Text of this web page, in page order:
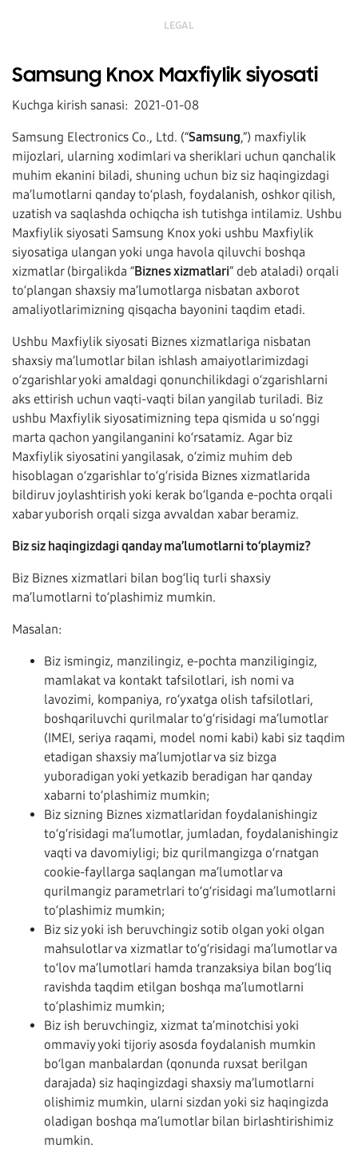
LEGAL
Samsung Knox Maxfiylik siyosati
Kuchga kirish sanasi: 2021-01-08
Samsung Electronics Co., Ltd. (“Samsung,”) maxfiylik
mijozlari, ularning xodimlari va sheriklari uchun qanchalik
muhim ekanini biladi, shuning uchun biz siz haqingizdagi
ma’lumotlarni qanday to‘plash, foydalanish, oshkor qilish,
uzatish va saqlashda ochiqcha ish tutishga intilamiz. Ushbu
Maxfiylik siyosati Samsung Knox yoki ushbu Maxfiylik
siyosatiga ulangan yoki unga havola qiluvchi boshqa
xizmatlar (birgalikda “Biznes xizmatlari” deb ataladi) orqali
to‘plangan shaxsiy ma’lumotlarga nisbatan axborot
amaliyotlarimizning qisqacha bayonini taqdim etadi.
Ushbu Maxfiylik siyosati Biznes xizmatlariga nisbatan
shaxsiy ma’lumotlar bilan ishlash amaiyotlarimizdagi
o‘zgarishlar yoki amaldagi qonunchilikdagi o‘zgarishlarni
aks ettirish uchun vaqti-vaqti bilan yangilab turiladi. Biz
ushbu Maxfiylik siyosatimizning tepa qismida u so‘nggi
marta qachon yangilanganini ko‘rsatamiz. Agar biz
Maxfiylik siyosatini yangilasak, o‘zimiz muhim deb
hisoblagan o‘zgarishlar to‘g‘risida Biznes xizmatlarida
bildiruv joylashtirish yoki kerak bo‘lganda e-pochta orqali
xabar yuborish orqali sizga avvaldan xabar beramiz.
Biz siz haqingizdagi qanday ma’lumotlarni to‘playmiz?
Biz Biznes xizmatlari bilan bog‘liq turli shaxsiy
ma’lumotlarni to‘plashimiz mumkin.
Masalan:
Biz ismingiz, manzilingiz, e-pochta manziligingiz,
mamlakat va kontakt tafsilotlari, ish nomi va
lavozimi, kompaniya, ro‘yxatga olish tafsilotlari,
boshqariluvchi qurilmalar to‘g‘risidagi ma’lumotlar
(IMEI, seriya raqami, model nomi kabi) kabi siz taqdim
etadigan shaxsiy ma’lumjotlar va siz bizga
yuboradigan yoki yetkazib beradigan har qanday
xabarni to‘plashimiz mumkin;
Biz sizning Biznes xizmatlaridan foydalanishingiz
to‘g‘risidagi ma’lumotlar, jumladan, foydalanishingiz
vaqti va davomiyligi; biz qurilmangizga o‘rnatgan
cookie-fayllarga saqlangan ma’lumotlar va
qurilmangiz parametrlari to‘g‘risidagi ma’lumotlarni
to‘plashimiz mumkin;
Biz siz yoki ish beruvchingiz sotib olgan yoki olgan
mahsulotlar va xizmatlar to‘g‘risidagi ma’lumotlar va
to‘lov ma’lumotlari hamda tranzaksiya bilan bog‘liq
ravishda taqdim etilgan boshqa ma’lumotlarni
to‘plashimiz mumkin;
Biz ish beruvchingiz, xizmat ta’minotchisi yoki
ommaviy yoki tijoriy asosda foydalanish mumkin
bo‘lgan manbalardan (qonunda ruxsat berilgan
darajada) siz haqingizdagi shaxsiy ma’lumotlarni
olishimiz mumkin, ularni sizdan yoki siz haqingizda
oladigan boshqa ma’lumotlar bilan birlashtirishimiz
mumkin.